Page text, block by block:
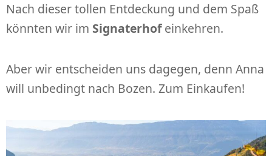
Nach dieser tollen Entdeckung und dem Spaß
könnten wir im Signaterhofeinkehren.
Aber wir entscheiden uns dagegen, denn Anna
will unbedingt nach Bozen. Zum Einkaufen!